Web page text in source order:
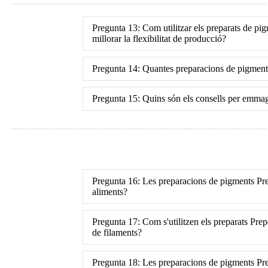
Pregunta 13: Com utilitzar els preparats de
millorar la flexibilitat de producció?
Pregunta 14: Quantes preparacions de
Pregunta 15: Quins són els consells per
Pregunta 16: Les preparacions de pigments
aliments?
Pregunta 17: Com s'utilitzen els preparats
de filaments?
Pregunta 18: Les preparacions de pigments